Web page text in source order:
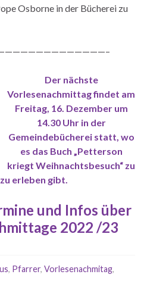
Osborne in der Bücherei zu
Der nächste
Vorlesenachmittag findet am
Freitag, 16. Dezember um
14.30 Uhr in der
Gemeindebücherei statt, wo
es das Buch „Petterson
kriegt Weihnachtsbesuch“ zu
erleben gibt.
und Infos über
2022 /23
, Pfarrer, Vorlesenachmitag,